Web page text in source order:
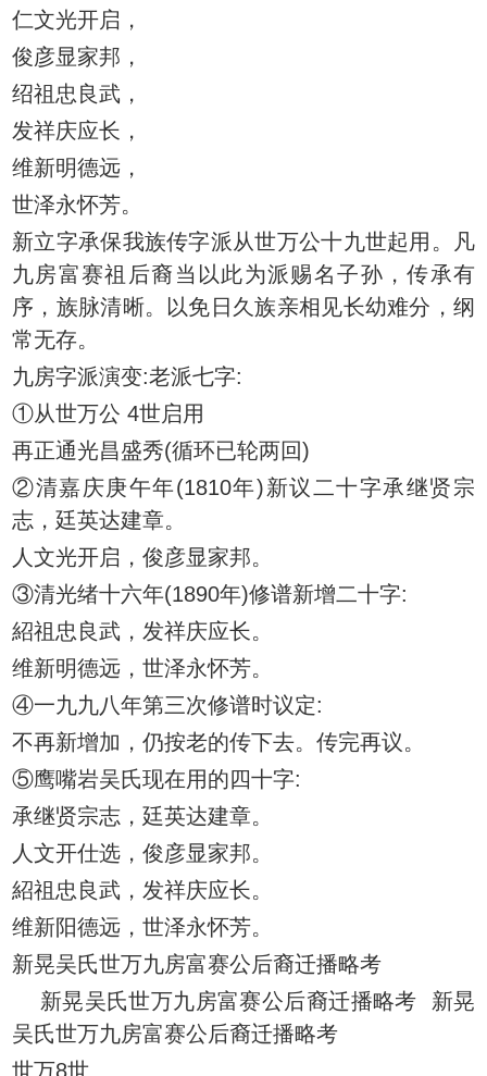
仁文光开启，
俊彦显家邦，
绍祖忠良武，
发祥庆应长，
维新明德远，
世泽永怀芳。
新立字承保我族传字派从世万公十九世起用。凡
九房富赛祖后裔当以此为派赐名子孙，传承有
序，族脉清晰。以免日久族亲相见长幼难分，纲
常无存。
九房字派演变:老派七字:
①从世万公 4世启用
再正通光昌盛秀(循环已轮两回)
②清嘉庆庚午年(1810年)新议二十字承继贤宗
志，廷英达建章。
人文光开启，俊彦显家邦。
③清光绪十六年(1890年)修谱新增二十字:
紹祖忠良武，发祥庆应长。
维新明德远，世泽永怀芳。
④一九九八年第三次修谱时议定:
不再新增加，仍按老的传下去。传完再议。
⑤鹰嘴岩吴氏现在用的四十字:
承继贤宗志，廷英达建章。
人文开仕选，俊彦显家邦。
紹祖忠良武，发祥庆应长。
维新阳德远，世泽永怀芳。
新晃吴氏世万九房富赛公后裔迁播略考
新晃吴氏世万九房富赛公后裔迁播略考 新晃
吴氏世万九房富赛公后裔迁播略考
世万8世